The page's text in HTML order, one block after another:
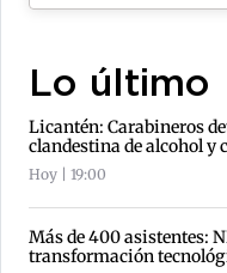
Lo último
Licantén: Carabineros
clandestina de alcohol y
Hoy | 19:00
Más de 400 asistentes:
transformación